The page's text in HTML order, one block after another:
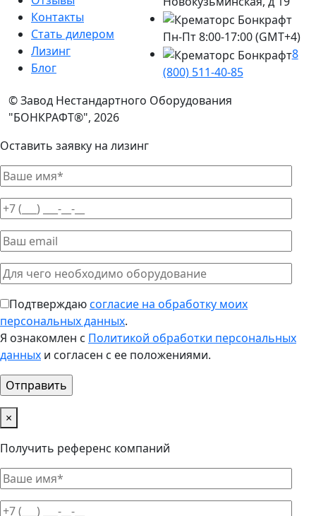
Контакты
Стать дилером
Лизинг
Блог
Пн-Пт 8:00-17:00 (GMT+4)
8
(800) 511-40-85
© Завод Нестандартного Оборудования
"БОНКРАФТ®", 2026
Оставить заявку на лизинг
Подтверждаюсогласие на обработку моих
персональных данных.
Я ознакомлен с Политикой обработки персональных
данных и согласен с ее положениями.
×
Получить референс компаний